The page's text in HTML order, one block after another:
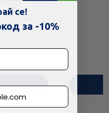
ch се!
за -10%